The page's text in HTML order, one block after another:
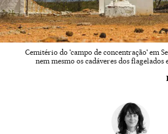
Cemitério do 'campo de concentração' em
nem mesmo os cadáveres dos